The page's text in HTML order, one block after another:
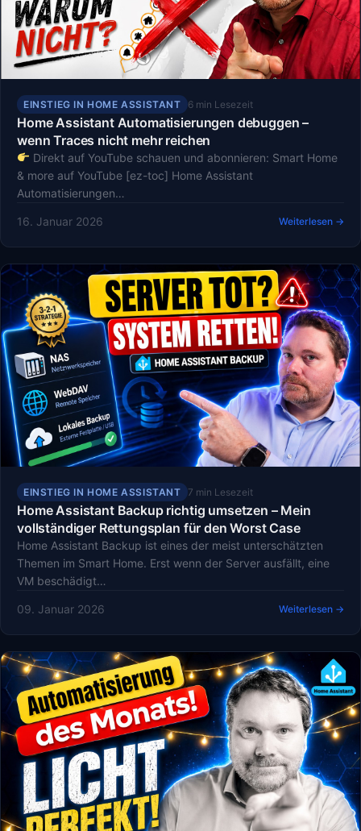
EINSTIEG IN HOME ASSISTANT 6 min Lesezeit
Home Assistant Automatisierungen debuggen –
wenn Traces nicht mehr reichen
Direkt auf YouTube schauen und abonnieren: Smart Home
& more auf YouTube [ez-toc] Home Assistant
Automatisierungen…
16. Januar 2026 Weiterlesen →
EINSTIEG IN HOME ASSISTANT 7 min Lesezeit
Home Assistant Backup richtig umsetzen – Mein
vollständiger Rettungsplan für den Worst Case
Home Assistant Backup ist eines der meist unterschätzten
Themen im Smart Home. Erst wenn der Server ausfällt, eine
VM beschädigt…
09. Januar 2026 Weiterlesen →